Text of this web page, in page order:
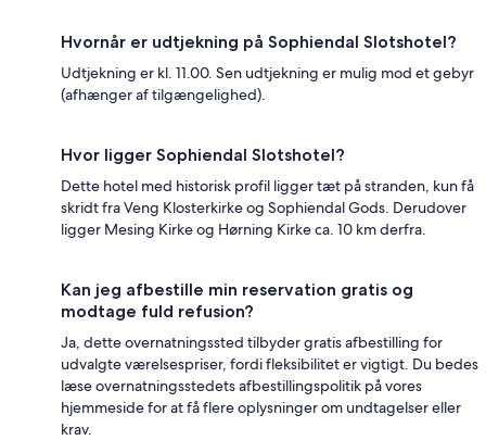
Hvornår er udtjekning på Sophiendal Slotshotel?
Udtjekning er kl. 11.00. Sen udtjekning er mulig mod et gebyr
(afhænger af tilgængelighed).
Hvor ligger Sophiendal Slotshotel?
Dette hotel med historisk profil ligger tæt på stranden, kun få
skridt fra Veng Klosterkirke og Sophiendal Gods. Derudover
ligger Mesing Kirke og Hørning Kirke ca. 10 km derfra.
Kan jeg afbestille min reservation gratis og
modtage fuld refusion?
Ja, dette overnatningssted tilbyder gratis afbestilling for
udvalgte værelsespriser, fordi fleksibilitet er vigtigt. Du bedes
læse overnatningsstedets afbestillingspolitik på vores
hjemmeside for at få flere oplysninger om undtagelser eller
krav.